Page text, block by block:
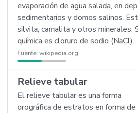
evaporación de agua salada, en
sedimentarios y domos salinos.
silvita, carnalita y otros minerales.
química es cloruro de sodio (NaCl).
Fuente: wikipedia.org
Relieve tabular
El relieve tabular es una forma
orográfica de estratos en forma de